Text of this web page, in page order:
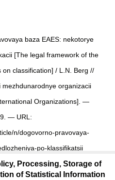
baza EAES: nekotorye
[The legal framework of the
on classification] / L.N. Berg //
organizacii
Organizations]. —
— URL:
n/dogovorno-pravovaya-
po-klassifikatsii
Russian]
Processing, Storage of
of Statistical Information